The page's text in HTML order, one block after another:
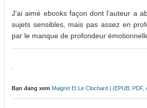
J’ai aimé ebooks façon dont l’auteur a
sujets sensibles, mais pas assez en
par le manque de profondeur
Bạn đang xem Maigret Et Le Clochard | (EPUB, PDF,